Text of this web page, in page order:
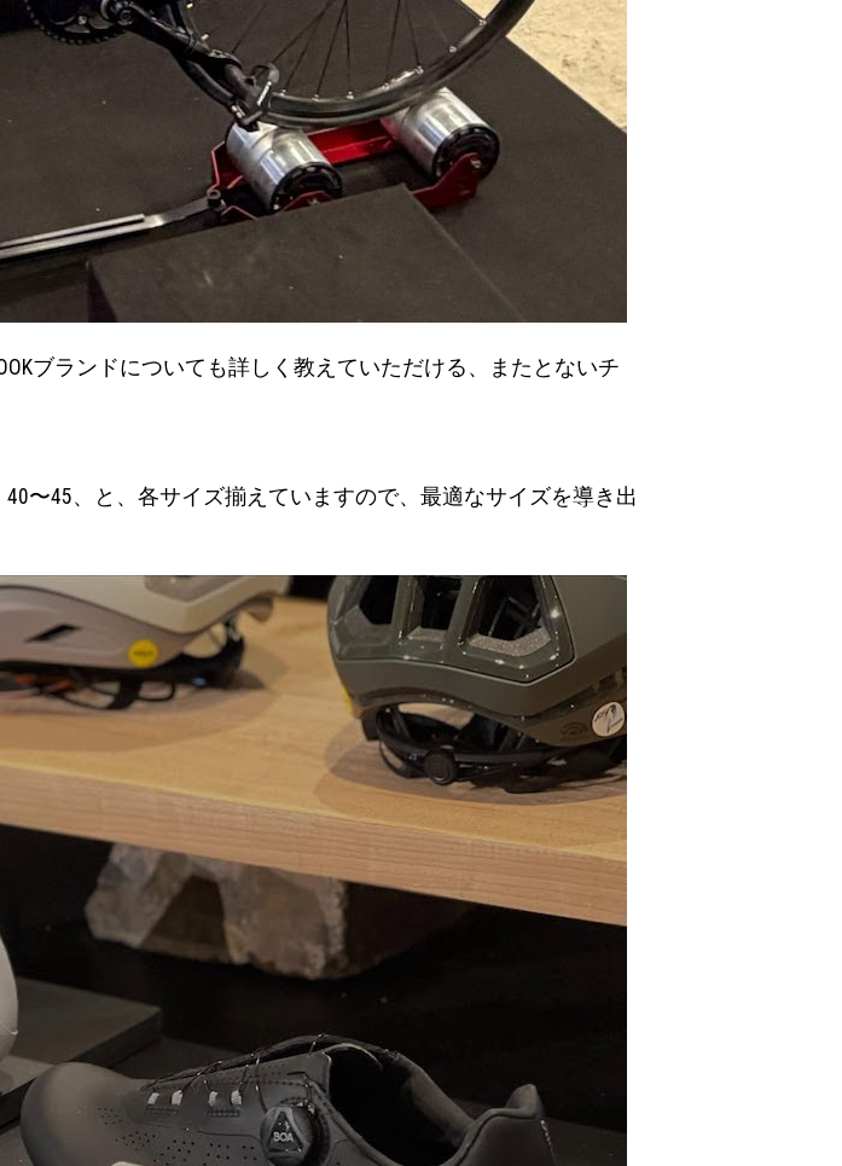
ブランドについても詳しく教えていただける、またとないチ
40〜45、と、各サイズ揃えていますので、最適なサイズを導き出